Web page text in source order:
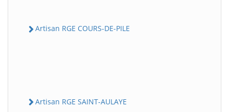
Artisan RGE COURS-DE-PILE
Artisan RGE SAINT-AULAYE